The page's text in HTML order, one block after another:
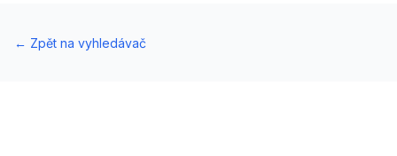
← Zpět na vyhledávač